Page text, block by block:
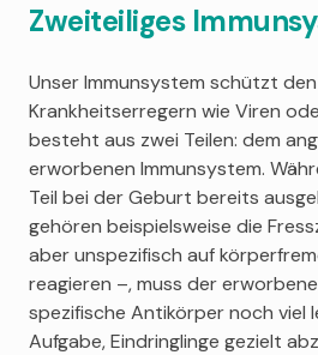
Zweiteiliges
Unser Immunsystem schützt
Krankheitserregern wie Viren
besteht aus zwei Teilen: dem
erworbenen Immunsystem.
Teil bei der Geburt bereits
gehören beispielsweise die
aber unspezifisch auf
reagieren –, muss der
spezifische Antikörper noch viel
Aufgabe, Eindringlinge gezielt